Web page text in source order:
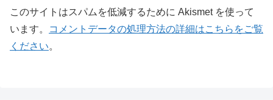
このサイトはスパムを低減するために Akismet を使って
います。
コメントデータの処理方法の詳細はこちらをご覧
ください。